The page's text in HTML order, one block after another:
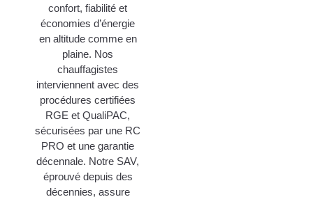
confort, fiabilité et
économies d’énergie
en altitude comme en
plaine. Nos
chauffagistes
interviennent avec des
procédures certifiées
RGE et QualiPAC,
sécurisées par une RC
PRO et une garantie
décennale. Notre SAV,
éprouvé depuis des
décennies, assure